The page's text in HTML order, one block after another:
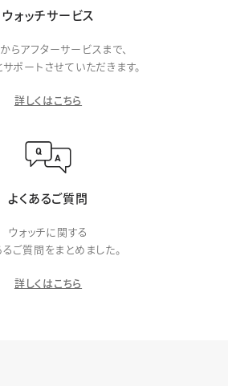
ウォッチサービス
らアフターサービスまで、
サポートさせていただきます。
詳しくはこちら
よくあるご質問
ウォッチに関する
るご質問をまとめました。
詳しくはこちら